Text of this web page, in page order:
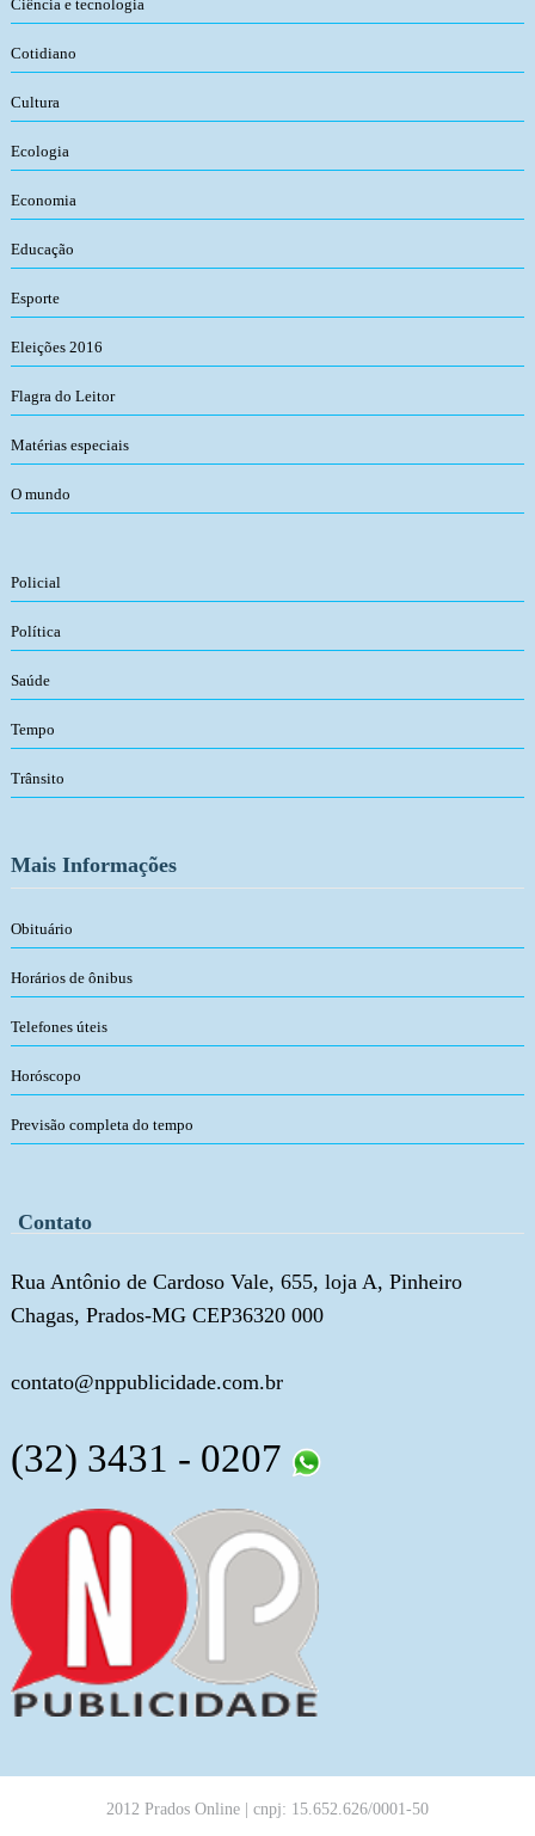
Ciência e tecnologia
Cotidiano
Cultura
Ecologia
Economia
Educação
Esporte
Eleições 2016
Flagra do Leitor
Matérias especiais
O mundo
Policial
Política
Saúde
Tempo
Trânsito
Mais Informações
Obituário
Horários de ônibus
Telefones úteis
Horóscopo
Previsão completa do tempo
Contato
Rua Antônio de Cardoso Vale, 655, loja A, Pinheiro
Chagas, Prados-MG CEP36320 000
contato@nppublicidade.com.br
(32) 3431 - 0207
2012 Prados Online | cnpj: 15.652.626/0001-50